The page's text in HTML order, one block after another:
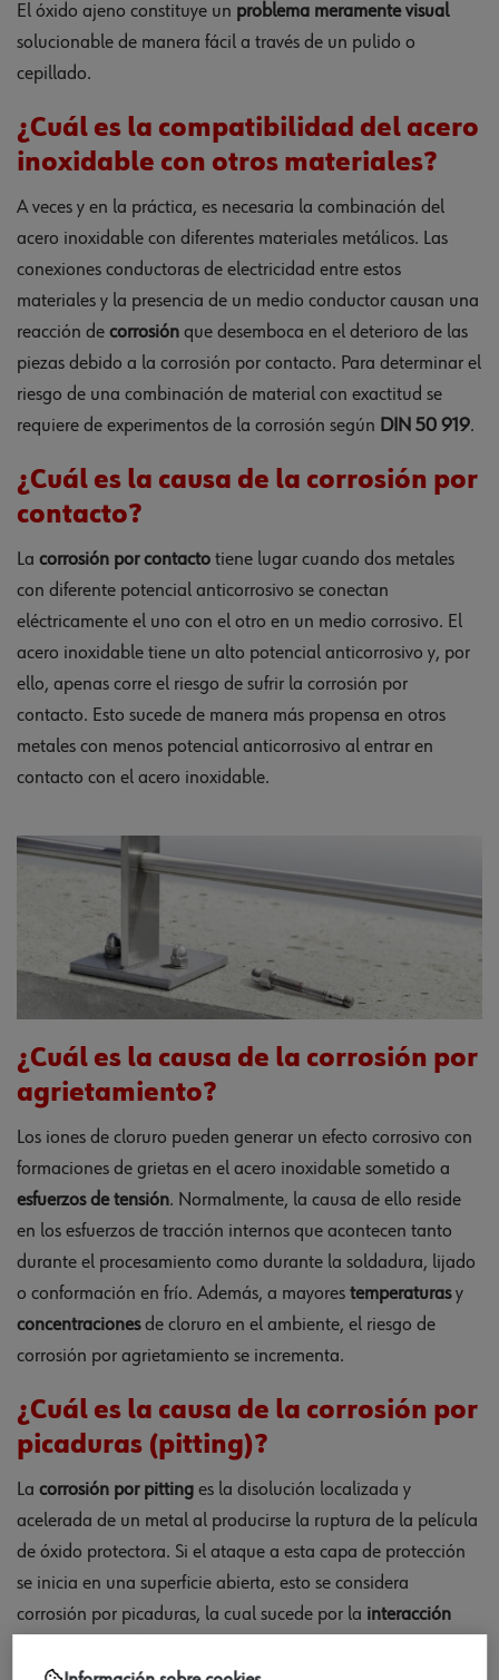
El óxido ajeno constituye un problema meramente visual
solucionable de manera fácil a través de un pulido o
cepillado.
¿Cuál es la compatibilidad del acero
inoxidable con otros materiales?
A veces y en la práctica, es necesaria la combinación del
acero inoxidable con diferentes materiales metálicos. Las
conexiones conductoras de electricidad entre estos
materiales y la presencia de un medio conductor causan una
reacción de corrosión que desemboca en el deterioro de las
piezas debido a la corrosión por contacto. Para determinar el
riesgo de una combinación de material con exactitud se
requiere de experimentos de la corrosión según DIN 50 919.
¿Cuál es la causa de la corrosión por
contacto?
La corrosión por contacto tiene lugar cuando dos metales
con diferente potencial anticorrosivo se conectan
eléctricamente el uno con el otro en un medio corrosivo. El
acero inoxidable tiene un alto potencial anticorrosivo y, por
ello, apenas corre el riesgo de sufrir la corrosión por
contacto. Esto sucede de manera más propensa en otros
metales con menos potencial anticorrosivo al entrar en
contacto con el acero inoxidable.
¿Cuál es la causa de la corrosión por
agrietamiento?
Los iones de cloruro pueden generar un efecto corrosivo con
formaciones de grietas en el acero inoxidable sometido a
esfuerzos de tensión. Normalmente, la causa de ello reside
en los esfuerzos de tracción internos que acontecen tanto
durante el procesamiento como durante la soldadura, lijado
o conformación en frío. Además, a mayores temperaturasy
concentracionesde cloruro en el ambiente, el riesgo de
corrosión por agrietamiento se incrementa.
¿Cuál es la causa de la corrosión por
picaduras (pitting)?
La corrosión por pitting es la disolución localizada y
acelerada de un metal al producirse la ruptura de la película
de óxido protectora. Si el ataque a esta capa de protección
se inicia en una superficie abierta, esto se considera
corrosión por picaduras, la cual sucede por la interacción